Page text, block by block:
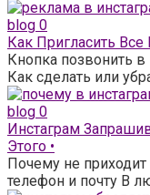
blog 0
Как Пригласить Все
Кнопка позвонить в
Как сделать или
blog 0
Инстаграм
Этого •
Почему не
телефон и почту В